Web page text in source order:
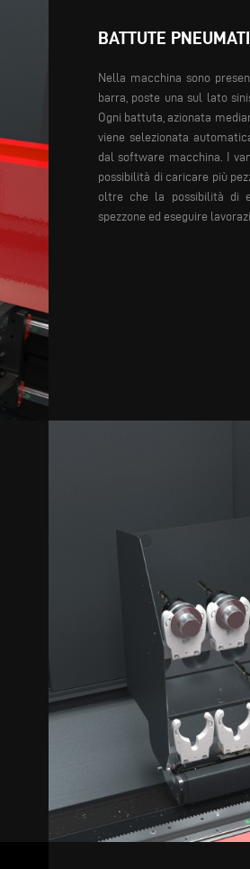
BATTUTE
Nella macchina sono
barra, poste una sul lato
Ogni battuta, azionata
viene selezionata
dal software macchina.
I
possibilità di caricare più
oltre che la possibilità di
spezzone ed eseguire